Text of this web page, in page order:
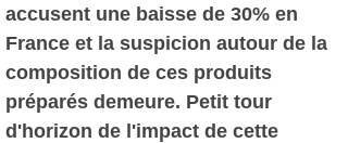
accusent une baisse de 30% en
France et la suspicion autour de la
composition de ces produits
préparés demeure. Petit tour
d'horizon de l'impact de cette